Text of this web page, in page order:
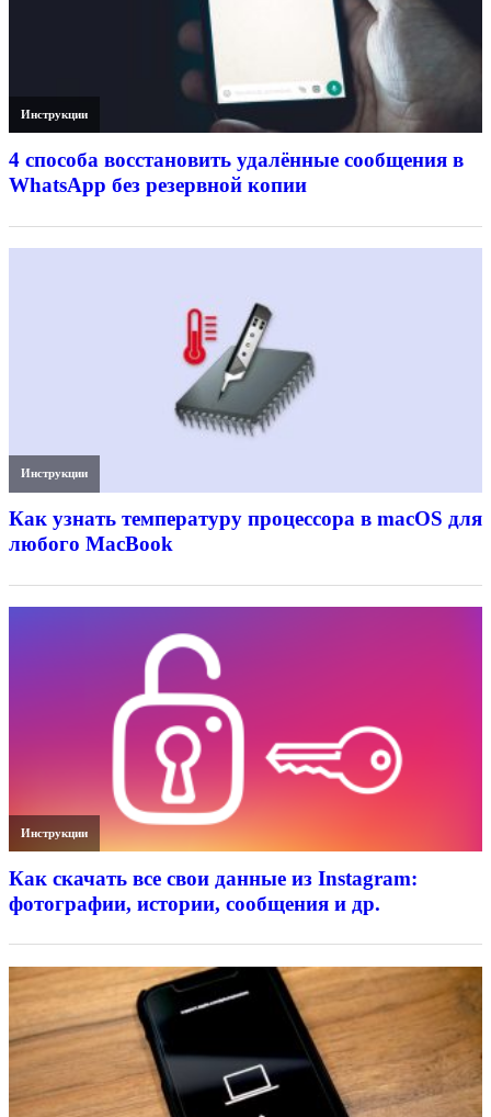
Инструкции
4 способа восстановить удалённые сообщения в
WhatsApp без резервной копии
Инструкции
Как узнать температуру процессора в macOS для
любого MacBook
Инструкции
Как скачать все свои данные из Instagram:
фотографии, истории, сообщения и др.